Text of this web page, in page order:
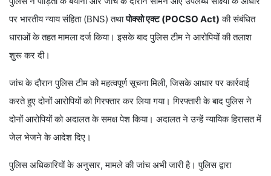
पर भारतीय न्याय संहिता (BNS) तथापोक्सो एक्ट (POCSO Act) की संबंधित
धाराओं के तहत मामला दर्ज किया। इसके बाद पुलिस टीम ने आरोपियों की तलाश
शुरू कर दी।
जांच के दौरान पुलिस टीम को महत्वपूर्ण सूचना मिली, जिसके आधार पर कार्रवाई
करते हुए दोनों आरोपियों को गिरफ्तार कर लिया गया। गिरफ्तारी के बाद पुलिस ने
दोनों आरोपियों को अदालत के समक्ष पेश किया। अदालत ने उन्हें न्यायिक हिरासत में
जेल भेजने के आदेश दिए।
पुलिस अधिकारियों के अनुसार, मामले की जांच अभी जारी है। पुलिस द्वारा